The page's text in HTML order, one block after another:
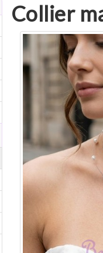
Collier